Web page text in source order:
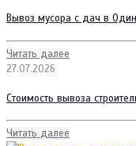
Вывоз мусора с дач в
Читать далее
27.07.2026
Стоимость вывоза
Читать далее